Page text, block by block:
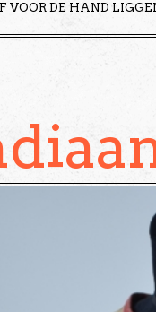
VOOR DE HAND